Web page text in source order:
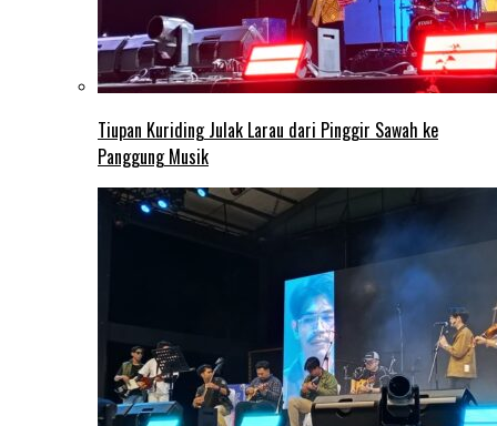
Tiupan Kuriding Julak Larau dari Pinggir Sawah ke
Panggung Musik